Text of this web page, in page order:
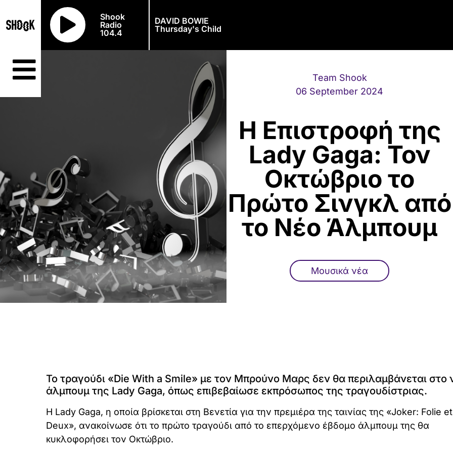
Shook
Radio
104.4
DAVID BOWIE
Thursday's Child
Team Shook
06 September 2024
Η Επιστροφή της
Lady Gaga: Τον
Οκτώβριο το
Πρώτο Σινγκλ από
το Νέο Άλμπουμ
Μουσικά νέα
Το τραγούδι «Die With a Smile» με τον Μπρούνο Μαρς δεν θα περιλαμβάνεται στο
άλμπουμ της Lady Gaga, όπως επιβεβαίωσε εκπρόσωπος της τραγουδίστριας.
Η Lady Gaga, η οποία βρίσκεται στη Βενετία για την πρεμιέρα της ταινίας της «Joker: Folie et
Deux», ανακοίνωσε ότι το πρώτο τραγούδι από το επερχόμενο έβδομο άλμπουμ της θα
κυκλοφορήσει τον Οκτώβριο.